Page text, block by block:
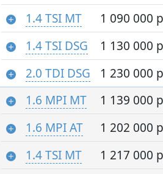
1.4 TSI MT
1 090 000
1.4 TSI DSG
1 130 000
2.0 TDI DSG
1 230 000
1.6 MPI MT
1 139 000
1.6 MPI AT
1 202 000
1.4 TSI MT
1 217 000